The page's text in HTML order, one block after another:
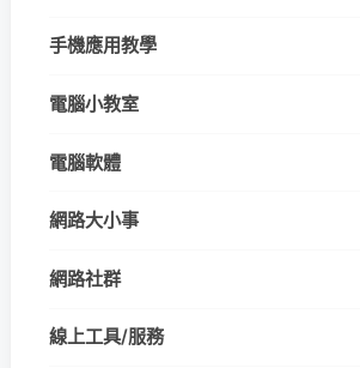
手機應用教學
電腦小教室
電腦軟體
網路大小事
網路社群
線上工具/服務